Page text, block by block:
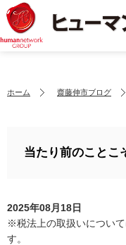
ホーム 齋藤伸市ブログ
当たり前のことこ
2025年08月18日
※税法上の取扱いについ
す。